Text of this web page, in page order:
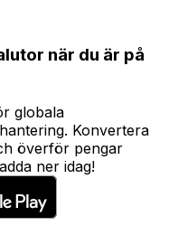
när du är på
globala
Konvertera
överför pengar
ner idag!